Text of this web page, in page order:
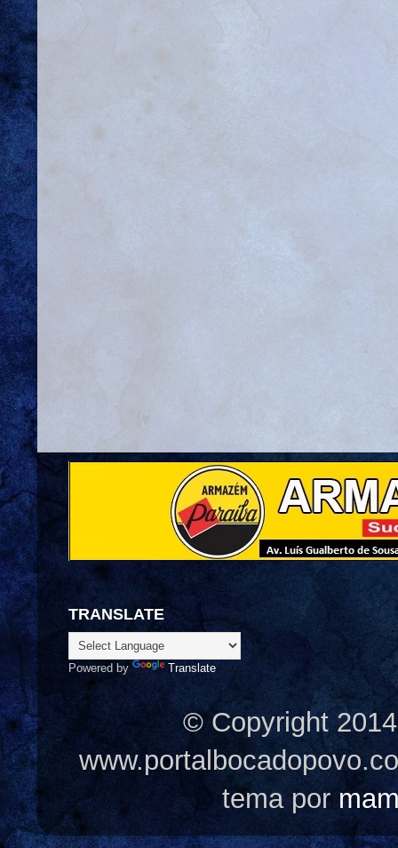
TRANSLATE
Powered by Translate
© Copyright
tema por